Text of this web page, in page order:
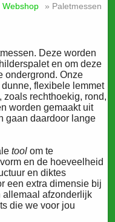
Webshop » Paletmessen
Deze worden
en om deze
ondergrond. Onze
flexibele lemmet
zoals rechthoekig, rond,
worden gemaakt uit
gaan daardoor lange
tool om te
en de hoeveelheid
en diktes
een extra dimensie bij
allemaal afzonderlijk
die we voor jou